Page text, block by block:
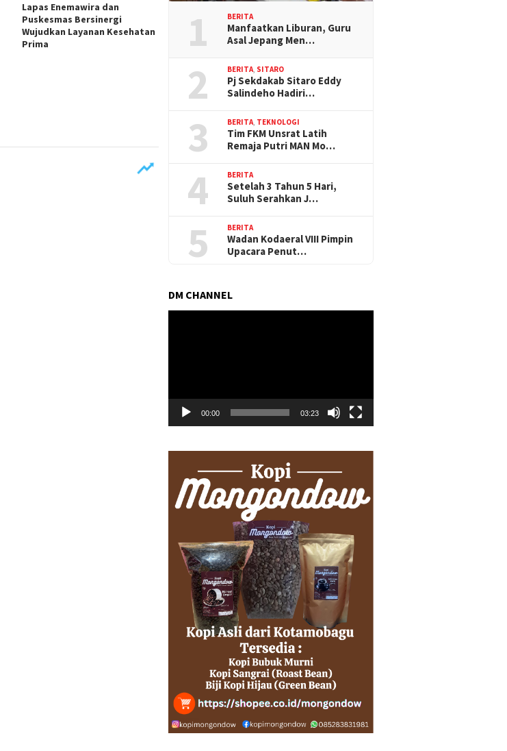
Lapas Enemawira dan
Puskesmas Bersinergi
Wujudkan Layanan Kesehatan
Prima
1 BERITA
Manfaatkan Liburan, Guru
Asal Jepang Men…
2 BERITA, SITARO
Pj Sekdakab Sitaro Eddy
Salindeho Hadiri…
3 BERITA, TEKNOLOGI
Tim FKM Unsrat Latih
Remaja Putri MAN Mo…
4 BERITA
Setelah 3 Tahun 5 Hari,
Suluh Serahkan J…
5 BERITA
Wadan Kodaeral VIII Pimpin
Upacara Penut…
DM CHANNEL
00:00 03:23